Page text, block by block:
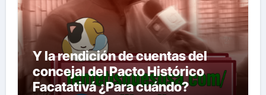
Y la rendición de cuentas del
concejal del Pacto Histórico
Facatativá ¿Para cuándo?